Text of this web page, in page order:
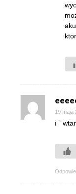
19 maja
i ”